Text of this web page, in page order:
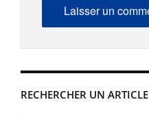
RECHERCHER UN ARTICLE